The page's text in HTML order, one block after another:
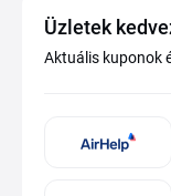
Üzletek
Aktuális kuponok